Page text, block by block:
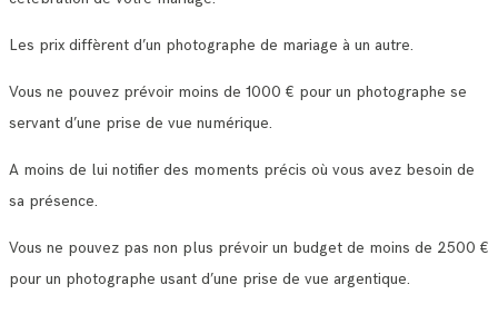
Les prix diffèrent d’un photographe de mariage à un autre.
Vous ne pouvez prévoir moins de 1000 € pour un photographe se
servant d’une prise de vue numérique.
A moins de lui notifier des moments précis où vous avez besoin de
sa présence.
Vous ne pouvez pas non plus prévoir un budget de moins de 2500 €
pour un photographe usant d’une prise de vue argentique.